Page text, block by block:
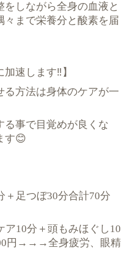
しながら全身の血液と
々まで栄養分と酸素を届
加速します‼️ 】
方法は身体のケアが一
る事で目覚めが良くな
す😊
＋足つぼ30分合計70分
ア10分＋頭もみほぐし10
円 →→→全身疲労、眼精